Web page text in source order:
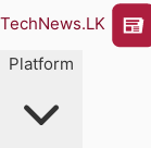
TechNews.LK
Platform